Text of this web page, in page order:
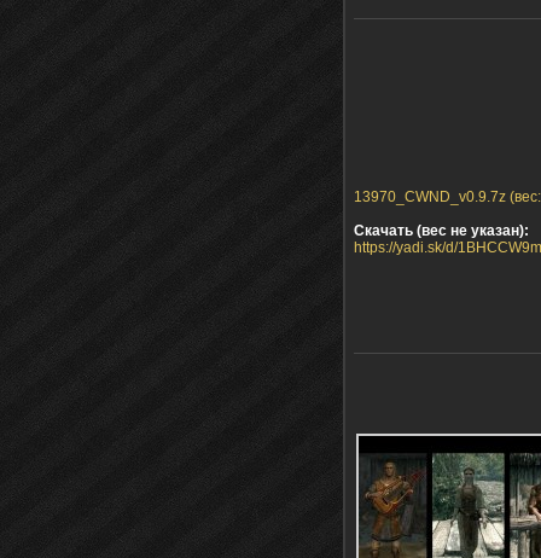
13970_CWND_v0.9.7z
Скачать (вес не указан):
https://yadi.sk/d/